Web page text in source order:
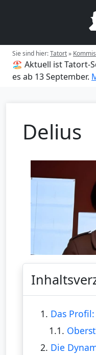
Sie sind hier:Tatort»
🏖️ Aktuell ist Tatort-
es ab 13 September.
Delius
1. Das
1.1.
2. Die